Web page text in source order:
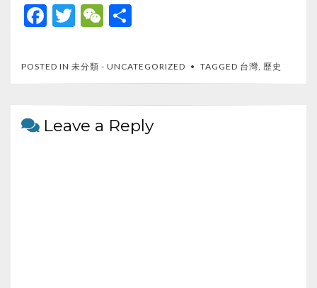
F
e
o
T
itt
W
C
h
at
ar
e
POSTED IN 未分類 - UNCATEGORIZED TAGGED 台灣 歷史
Leave a Reply